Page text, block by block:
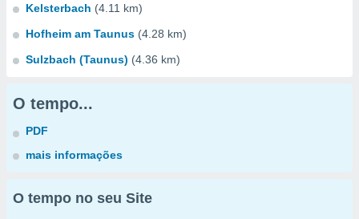
Kelsterbach (4.11 km)
Hofheim am Taunus (4.28 km)
Sulzbach (Taunus) (4.36 km)
O tempo...
PDF
mais informações
O tempo no seu Site